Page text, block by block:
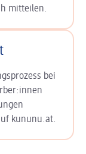
mitteilen.
bei
kununu.at.